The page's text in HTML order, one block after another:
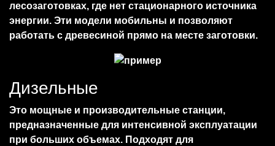
лесозаготовках, где нет стационарного источника
энергии. Эти модели мобильны и позволяют
работать с древесиной прямо на месте заготовки.
Дизельные
Это мощные и производительные станции,
предназначенные для интенсивной эксплуатации
при больших объемах. Подходят для